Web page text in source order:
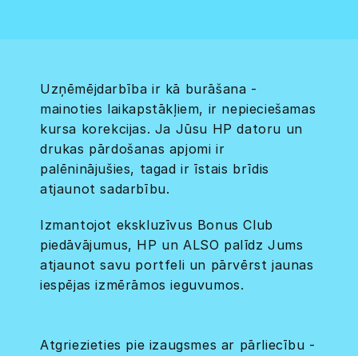
Uzņēmējdarbība ir kā burāšana -
mainoties laikapstākļiem, ir nepieciešamas
kursa korekcijas. Ja Jūsu HP datoru un
drukas pārdošanas apjomi ir
palēninājušies, tagad ir īstais brīdis
atjaunot sadarbību.
Izmantojot ekskluzīvus Bonus Club
piedāvājumus, HP un ALSO palīdz Jums
atjaunot savu portfeli un pārvērst jaunas
iespējas izmērāmos ieguvumos.
Atgriezieties pie izaugsmes ar pārliecību -